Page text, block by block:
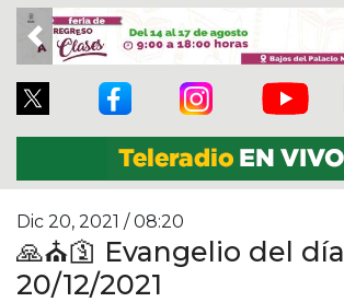
Previous
Dic 20, 2021 / 08:20
🙏⛪️🛐 Evangelio del día
20/12/2021